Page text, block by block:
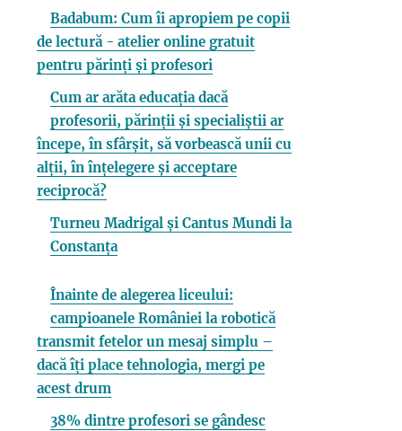
Badabum: Cum îi apropiem pe copii
de lectură - atelier online gratuit
pentru părinți și profesori
Cum ar arăta educația dacă
profesorii, părinții și specialiștii ar
începe, în sfârșit, să vorbească unii cu
alții, în înțelegere și acceptare
reciprocă?
Turneu Madrigal și Cantus Mundi la
Constanța
Înainte de alegerea liceului:
campioanele României la robotică
transmit fetelor un mesaj simplu –
dacă îți place tehnologia, mergi pe
acest drum
38% dintre profesori se gândesc